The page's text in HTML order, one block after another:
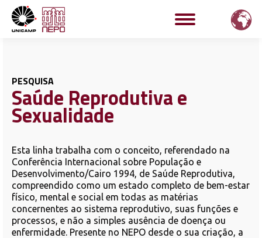
PESQUISA
Saúde Reprodutiva e
Sexualidade
Esta linha trabalha com o conceito, referendado na
Conferência Internacional sobre População e
Desenvolvimento/Cairo 1994, de Saúde Reprodutiva,
compreendido como um estado completo de bem-estar
físico, mental e social em todas as matérias
concernentes ao sistema reprodutivo, suas funções e
processos, e não a simples ausência de doença ou
enfermidade. Presente no NEPO desde o sua criação, a